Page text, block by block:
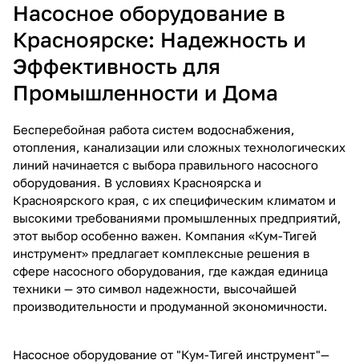
Насосное оборудование в
Красноярске: Надежность и
Эффективность для
Промышленности и Дома
Бесперебойная работа систем водоснабжения,
отопления, канализации или сложных технологических
линий начинается с выбора правильного насосного
оборудования. В условиях Красноярска и
Красноярского края, с их специфическим климатом и
высокими требованиями промышленных предприятий,
этот выбор особенно важен. Компания «Кум-Тигей
инструмент» предлагает комплексные решения в
сфере насосного оборудования, где каждая единица
техники — это символ надежности, высочайшей
производительности и продуманной экономичности.
Насосное оборудование от "Кум-Тигей инструмент"—